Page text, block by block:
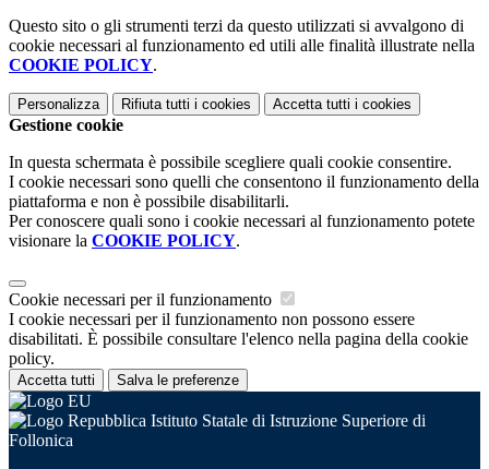
Questo sito o gli strumenti terzi da questo utilizzati si avvalgono di
cookie necessari al funzionamento ed utili alle finalità illustrate nella
COOKIE POLICY.
Personalizza Rifiuta tutti i cookies Accetta tutti i cookies
Gestione cookie
In questa schermata è possibile scegliere quali cookie consentire.
I cookie necessari sono quelli che consentono il funzionamento della
piattaforma e non è possibile disabilitarli.
Per conoscere quali sono i cookie necessari al funzionamento potete
visionare la COOKIE POLICY.
Cookie necessari per il funzionamento
I cookie necessari per il funzionamento non possono essere
disabilitati. È possibile consultare l'elenco nella pagina della cookie
policy.
Accetta tutti Salva le preferenze
Istituto Statale di Istruzione Superiore di
Follonica